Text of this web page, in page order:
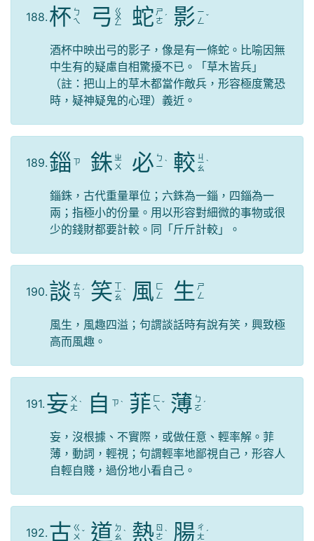
188. 杯 ㄅ
ㄟ
弓 ㄍ
ㄨ
ㄥ 蛇 ㄕ
ㄜ ˊ 影 ㄧ
ㄥ ˇ
酒杯中映出弓的影子，像是有一條蛇。比喻因無
中生有的疑慮自相驚擾不已。「草木皆兵」
（註：把山上的草木都當作敵兵，形容極度驚恐
時，疑神疑鬼的心理）義近。
189. 錙 ㄗ 銖 ㄓ
ㄨ
必 ㄅ
ㄧ ˋ 較 ㄐ
ㄧ
ㄠ
ˋ
錙銖，古代重量單位；六銖為一錙，四錙為一
兩；指極小的份量。用以形容對細微的事物或很
少的錢財都要計較。同「斤斤計較」。
190. 談 ㄊ
ㄢ ˊ 笑 ㄒ
ㄧ
ㄠ
ˋ 風 ㄈ
ㄥ
生 ㄕ
ㄥ
風生，風趣四溢；句謂談話時有說有笑，興致極
高而風趣。
191. 妄 ㄨ
ㄤ ˋ 自 ㄗ ˋ 菲 ㄈ
ㄟ ˇ 薄 ㄅ
ㄛ ˊ
妄，沒根據、不實際，或做任意、輕率解。菲
薄，動詞，輕視；句謂輕率地鄙視自己，形容人
自輕自賤，過份地小看自己。
192. 古 ㄍ
ㄨ ˇ 道 ㄉ
ㄠ ˋ 熱 ㄖ
ㄜ ˋ 腸 ㄔ
ㄤ ˊ